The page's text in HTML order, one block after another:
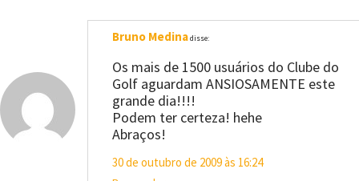
Bruno Medinadisse:
Os mais de 1500 usuários do Clube do
Golf aguardam ANSIOSAMENTE este
grande dia!!!!
Podem ter certeza! hehe
Abraços!
30 de outubro de 2009 às 16:24